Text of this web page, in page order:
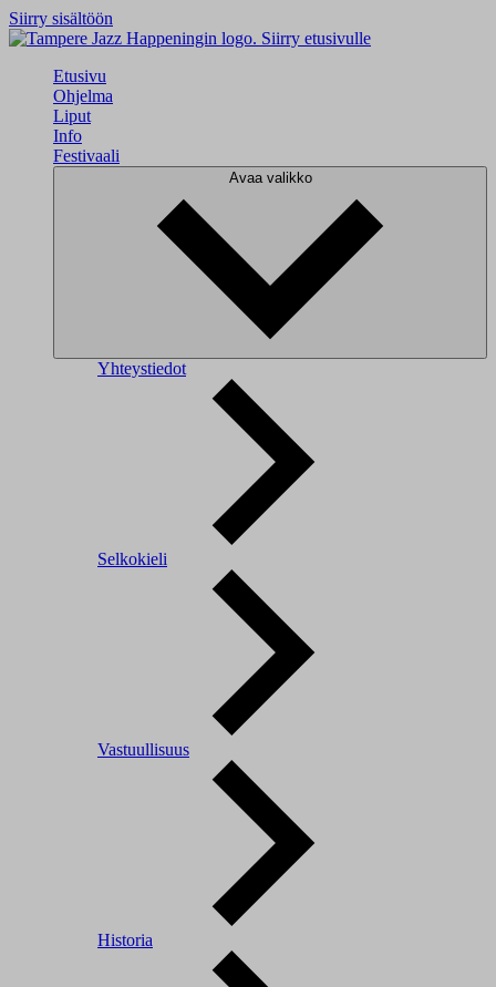
Siirry sisältöön
Siirry etusivulle
Etusivu
Ohjelma
Liput
Info
Festivaali
Avaa valikko
Yhteystiedot
Selkokieli
Vastuullisuus
Historia